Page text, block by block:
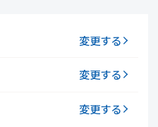
変更する
変更する
変更する